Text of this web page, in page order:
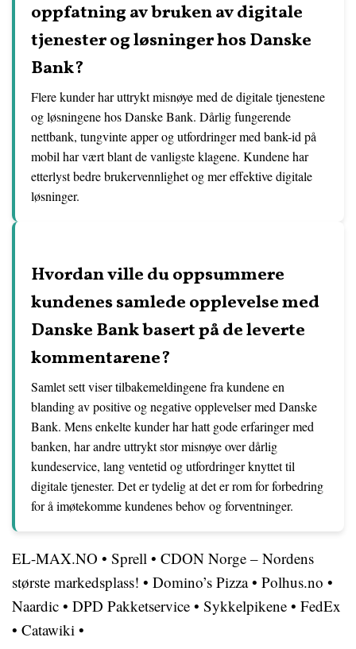
oppfatning av bruken av digitale
tjenester og løsninger hos Danske
Bank?
Flere kunder har uttrykt misnøye med de digitale tjenestene
og løsningene hos Danske Bank. Dårlig fungerende
nettbank, tungvinte apper og utfordringer med bank-id på
mobil har vært blant de vanligste klagene. Kundene har
etterlyst bedre brukervennlighet og mer effektive digitale
løsninger.
Hvordan ville du oppsummere
kundenes samlede opplevelse med
Danske Bank basert på de leverte
kommentarene?
Samlet sett viser tilbakemeldingene fra kundene en
blanding av positive og negative opplevelser med Danske
Bank. Mens enkelte kunder har hatt gode erfaringer med
banken, har andre uttrykt stor misnøye over dårlig
kundeservice, lang ventetid og utfordringer knyttet til
digitale tjenester. Det er tydelig at det er rom for forbedring
for å imøtekomme kundenes behov og forventninger.
EL-MAX.NO • Sprell • CDON Norge – Nordens
største markedsplass! • Domino’s Pizza• Polhus.no •
Naardic • DPD Pakketservice • Sykkelpikene • FedEx
• Catawiki •